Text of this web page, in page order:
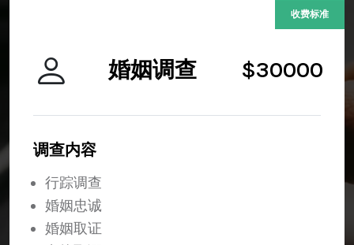
婚姻调查 $30000
收费标准
调查内容
行踪调查
婚姻忠诚
婚姻取证